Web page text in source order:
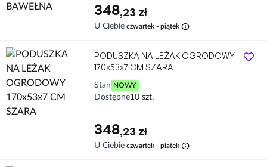
348,23 zł
U Ciebie czwartek - piątek info
PODUSZKA NA LEŻAK OGRODOWY
170x53x7 CM SZARA
Stan NOWY
Dostępne10 szt.
348,23 zł
U Ciebie czwartek - piątek info